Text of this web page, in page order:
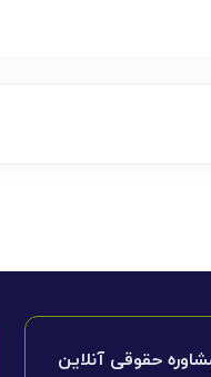
حقوقی آنلاین